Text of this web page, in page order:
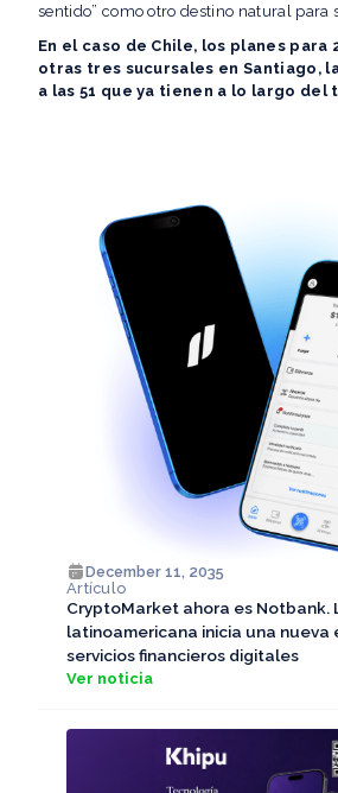
sentido” como otro destino natural para
En el caso de Chile, los planes para
otras tres sucursales en Santiago,
a las 51 que ya tienen a lo largo
December 11, 2035
Artículo
CryptoMarket ahora es Notbank.
latinoamericana inicia una nueva
servicios financieros digitales
Ver noticia